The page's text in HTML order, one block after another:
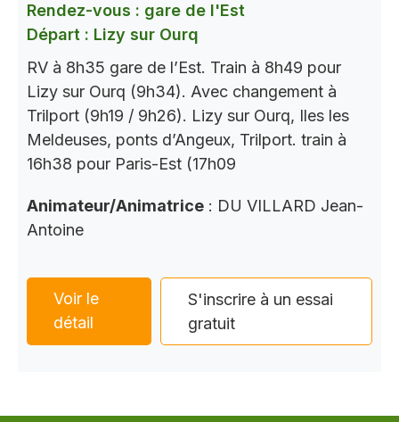
Rendez-vous : gare de l'Est
Départ : Lizy sur Ourq
RV à 8h35 gare de l’Est. Train à 8h49 pour
Lizy sur Ourq (9h34). Avec changement à
Trilport (9h19 / 9h26). Lizy sur Ourq, Iles les
Meldeuses, ponts d’Angeux, Trilport. train à
16h38 pour Paris-Est (17h09
Animateur/Animatrice : DU VILLARD Jean-
Antoine
Voir le
détail
S'inscrire à un essai
gratuit